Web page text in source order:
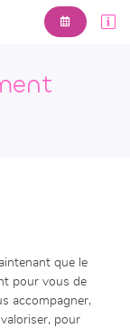
 
commerciales à
à tout moment en
que le
pour vous de
accompagner,
pour